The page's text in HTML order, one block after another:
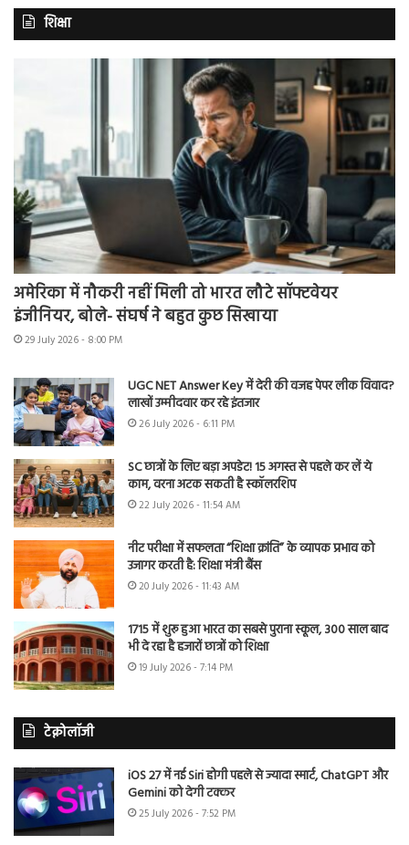
शिक्षा
अमेरिका में नौकरी नहीं मिली तो भारत लौटे सॉफ्टवेयर
इंजीनियर, बोले- संघर्ष ने बहुत कुछ सिखाया
29 July 2026 - 8:00 PM
UGC NET Answer Key में देरी की वजह पेपर लीक विवाद?
लाखों उम्मीदवार कर रहे इंतजार
26 July 2026 - 6:11 PM
SC छात्रों के लिए बड़ा अपडेट! 15 अगस्त से पहले कर लें ये
काम, वरना अटक सकती है स्कॉलरशिप
22 July 2026 - 11:54 AM
नीट परीक्षा में सफलता “शिक्षा क्रांति” के व्यापक प्रभाव को
उजागर करती है: शिक्षा मंत्री बैंस
20 July 2026 - 11:43 AM
1715 में शुरू हुआ भारत का सबसे पुराना स्कूल, 300 साल बाद
भी दे रहा है हजारों छात्रों को शिक्षा
19 July 2026 - 7:14 PM
टेक्नोलॉजी
iOS 27 में नई Siri होगी पहले से ज्यादा स्मार्ट, ChatGPT और
Gemini को देगी टक्कर
25 July 2026 - 7:52 PM